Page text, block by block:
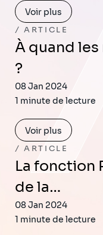
Voir plus
ARTICLE
À quand les négociations vertes
?
08 Jan 2024
1 minute de lecture
Voir plus
ARTICLE
La fonction RH face à l’injonction
de la…
08 Jan 2024
1 minute de lecture